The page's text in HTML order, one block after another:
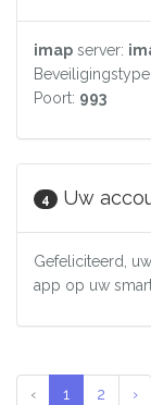
imap server:
Beveiligingstype:
Poort: 993
4 Uw
Gefeliciteerd,
app op uw
‹ 1 2 ›